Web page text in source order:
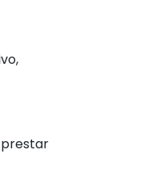
prestar